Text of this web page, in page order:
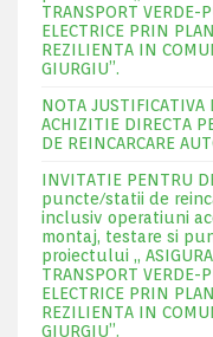
TRANSPORT VERDE-
ELECTRICE PRIN
REZILIENTA IN
GIURGIU”.
NOTA JUSTIFICATIVA
ACHIZITIE DIRECTA
DE REINCARCARE
INVITATIE PENTRU
puncte/statii de
inclusiv operatiuni
montaj, testare si
proiectului „
TRANSPORT VERDE-
ELECTRICE PRIN
REZILIENTA IN
GIURGIU”.